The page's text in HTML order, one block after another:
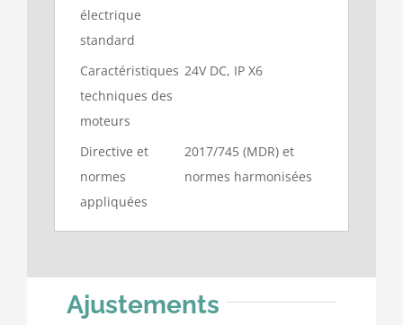
électrique
standard
Caractéristiques
techniques des
moteurs
24V DC, IP X6
Directive et
normes
appliquées
2017/745 (MDR) et
normes harmonisées
Ajustements